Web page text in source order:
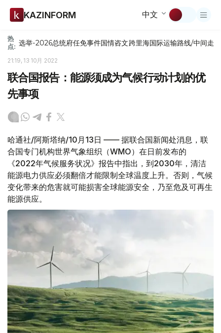
KAZINFORM 中文
热
点: 选举-2026总统府任免事件国情咨文跨里海国际运输路线/中间走廊
21:19, 13 10月 2022
联合国报告：能源须成为气候行动计划的优
先事项
哈通社/阿斯塔纳/10月13日 —— 据联合国新闻处消息，联
合国专门机构世界气象组织（WMO）在日前发布的
《2022年气候服务状况》报告中指出，到2030年，清洁
能源电力供应必须翻倍才能限制全球温度上升。否则，气候
变化带来的危害就可能损害全球能源安全，乃至危及可再生
能源供应。